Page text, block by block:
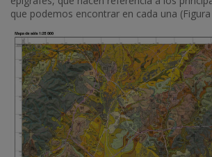
que podemos encontrar en cada una (Figura